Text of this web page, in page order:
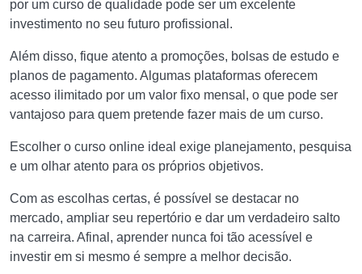
por um curso de qualidade pode ser um excelente
investimento no seu futuro profissional.
Além disso, fique atento a promoções, bolsas de estudo e
planos de pagamento. Algumas plataformas oferecem
acesso ilimitado por um valor fixo mensal, o que pode ser
vantajoso para quem pretende fazer mais de um curso.
Escolher o curso online ideal exige planejamento, pesquisa
e um olhar atento para os próprios objetivos.
Com as escolhas certas, é possível se destacar no
mercado, ampliar seu repertório e dar um verdadeiro salto
na carreira. Afinal, aprender nunca foi tão acessível e
investir em si mesmo é sempre a melhor decisão.